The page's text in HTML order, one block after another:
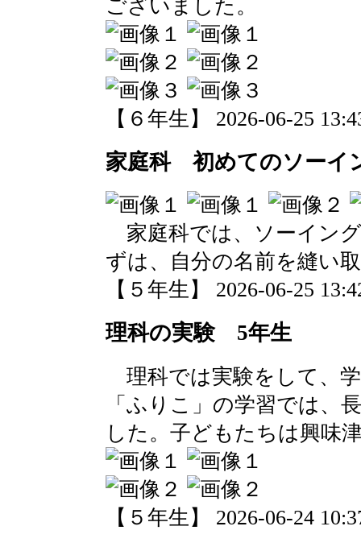
ございました。
【６年生】 2026-06-25
家庭科 初めてのソーイ
家庭科では、ソーイン
ずは、自分の名前を縫い
【５年生】 2026-06-25
理科の実験 5年生
理科では実験をして、
「ふりこ」の学習では、
した。子どもたちは興味
【５年生】 2026-06-24